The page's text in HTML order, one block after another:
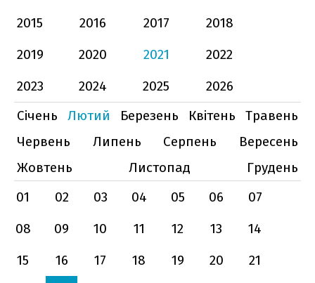
2015
2016 2017
2018
2019
2020 2021
2022
2023
2024 2025
2026
Січень
Лютий Березень Квітень
Травень
Червень
Липень Серпень
Вересень
Жовтень
Листопад
Грудень
01
02 03 04 05 06
07
08
09 10 11 12 13
14
15
16 17 18 19 20
21